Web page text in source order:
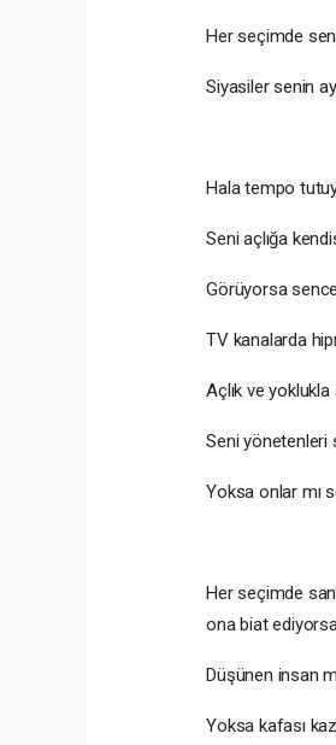
Her seçimde
Siyasiler senin
Hala tempo
Seni açlığa
Görüyorsa
TV kanalarda
Açlık ve
Seni yönetenleri
Yoksa onlar mı
Her seçimde
ona biat
Düşünen insan
Yoksa kafası